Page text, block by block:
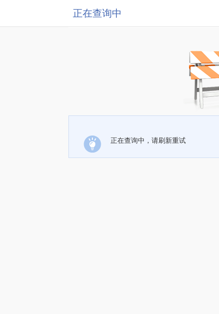
正在查询中
正在查询中，请刷新重试